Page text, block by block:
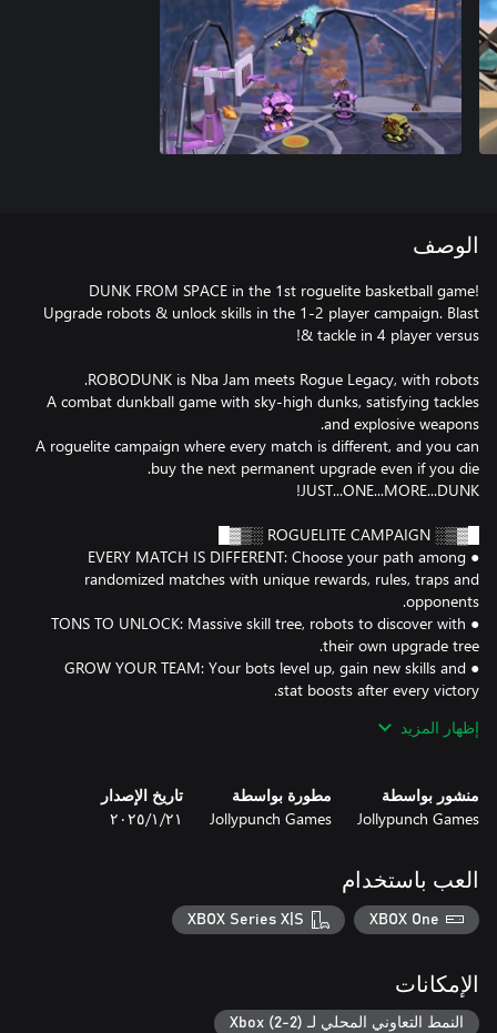
الوصف
DUNK FROM SPACE in the 1st roguelite basketball game!
Upgrade robots & unlock skills in the 1-2 player campaign. Blast
A combat dunkball game with sky-high dunks, satisfying tackles
A roguelite campaign where every match is different, and you can
● EVERY MATCH IS DIFFERENT: Choose your path among
randomized matches with unique rewards, rules, traps and
● TONS TO UNLOCK: Massive skill tree, robots to discover with
● GROW YOUR TEAM: Your bots level up, gain new skills and
● POWERFUL WEAPONS: Ram the enemy or shoot them with
unique weapons, from classic lasers to falling pans and shock
upgrades that change the game at every round: double jumps,
● STAGE HAZARDS: Avoid or exploit stage dangers like spiky
إظهار المزيد
منشور بواسطة
Jollypunch Games
مطورة بواسطة
Jollypunch Games
تاريخ الإصدار
٢١‏/١‏/٢٠٢٥
العب باستخدام
XBOX One
XBOX Series X|S
الإمكانات
النمط التعاوني المحلي لـ Xbox (2-2)